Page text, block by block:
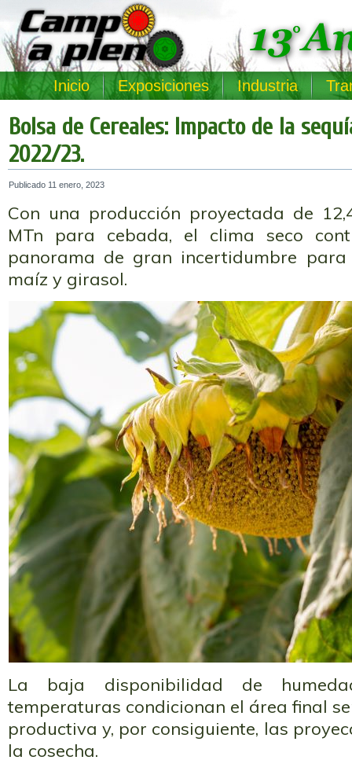
Inicio Exposiciones Industria
Bolsa de Cereales: Impacto de la
2022/23.
Publicado 11 enero, 2023
Con una producción proyectada de
MTn para cebada, el clima seco
panorama de gran incertidumbre
maíz y girasol.
La baja disponibilidad de
temperaturas condicionan el área final
productiva y, por consiguiente, las
la cosecha.